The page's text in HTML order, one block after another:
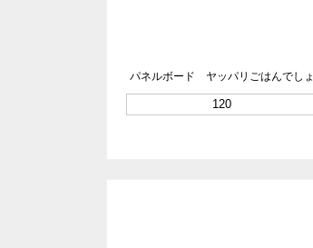
パネルボード ヤッパリごはんでしょ
120